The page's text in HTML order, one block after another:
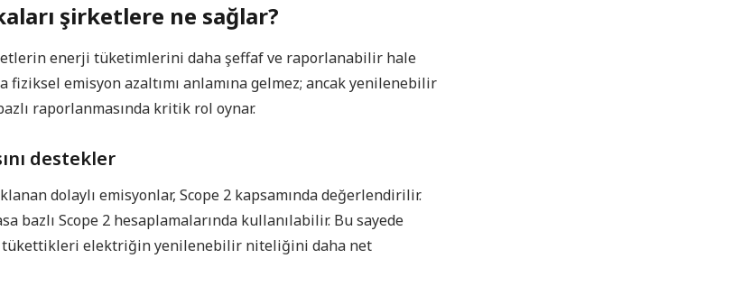
şirketlere ne sağlar?
enerji tüketimlerini daha şeffaf ve raporlanabilir hale
fiziksel emisyon azaltımı anlamına gelmez; ancak yenilenebilir
raporlanmasında kritik rol oynar.
destekler
dolaylı emisyonlar, Scope 2 kapsamında değerlendirilir.
bazlı Scope 2 hesaplamalarında kullanılabilir. Bu sayede
tükettikleri elektriğin yenilenebilir niteliğini daha net